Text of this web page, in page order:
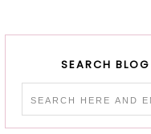
SEARCH BLOG